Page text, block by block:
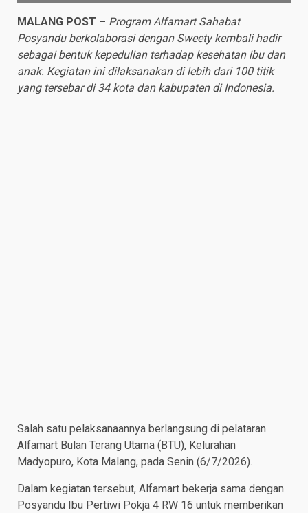
MALANG POST – Program Alfamart Sahabat
Posyandu berkolaborasi dengan Sweety kembali hadir
sebagai bentuk kepedulian terhadap kesehatan ibu dan
anak. Kegiatan ini dilaksanakan di lebih dari 100 titik
yang tersebar di 34 kota dan kabupaten di Indonesia.
Salah satu pelaksanaannya berlangsung di pelataran
Alfamart Bulan Terang Utama (BTU), Kelurahan
Madyopuro, Kota Malang, pada Senin (6/7/2026).
Dalam kegiatan tersebut, Alfamart bekerja sama dengan
Posyandu Ibu Pertiwi Pokja 4 RW 16 untuk memberikan